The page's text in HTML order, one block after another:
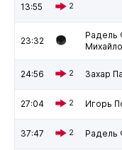
13:55 2
23:32
Радель
24:56 2 Захар
27:04 2 Игорь
37:47 2 Радель